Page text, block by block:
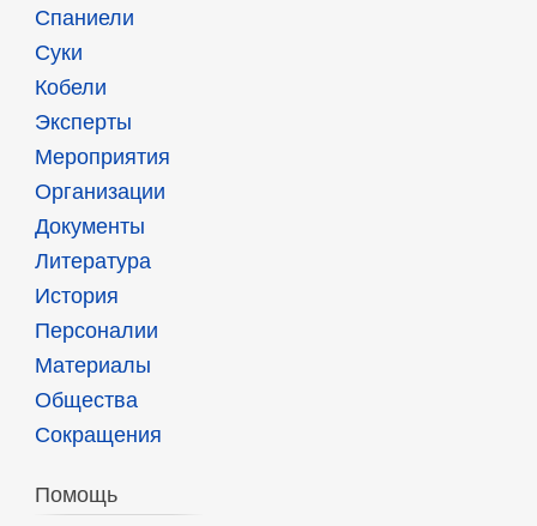
Спаниели
Суки
Кобели
Эксперты
Мероприятия
Организации
Документы
Литература
История
Персоналии
Материалы
Общества
Сокращения
Помощь